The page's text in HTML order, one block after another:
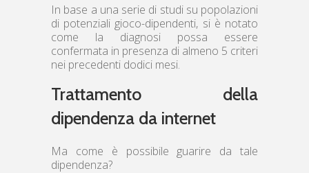
In base a una serie di studi su popolazioni
di potenziali gioco-dipendenti, si è notato
come la diagnosi possa essere
confermata in presenza di almeno 5 criteri
nei precedenti dodici mesi.
Trattamento della
dipendenza da internet
Ma come è possibile guarire da tale
dipendenza?